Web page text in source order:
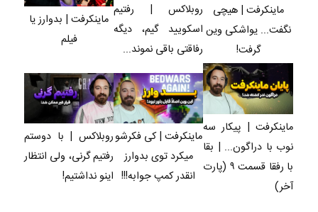
ماینکرفت | هیچی
نگفت... یواشکی وین
گرفت!
روبلاکس | رفتیم
اسکویید گیم، دیگه
رفاقتی باقی نموند...
ماینکرفت | بدوارز یا
فیلم
ماینکرفت | پیکار سه
نوب با دراگون... | بقا
با رفقا قسمت ۹ (پارت
آخر)
ماینکرفت | کی فکرشو
میکرد توی بدوارز
انقدر کمپ جوابه!!!
روبلاکس | با دوستم
رفتیم گرنی، ولی انتظار
اینو نداشتیم!